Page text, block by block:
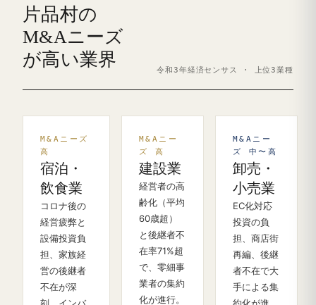
片品村の
M&Aニーズ
が高い業界
令和3年経済センサス · 上位3業種
M&Aニーズ
高
宿泊・
飲食業
コロナ後の
経営疲弊と
設備投資負
担、家族経
営の後継者
不在が深
M&Aニー
ズ 高
建設業
経営者の高
齢化（平均
60歳超）
と後継者不
在率71%超
で、零細事
業者の集約
化が進行。
M&Aニー
ズ 中〜高
卸売・
小売業
EC化対応
投資の負
担、商店街
再編、後継
者不在で大
手による集